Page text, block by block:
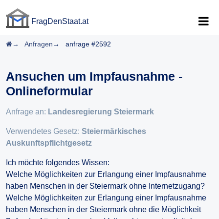
FragDenStaat.at
Startseite
Anfragen anfrage #2592
Ansuchen um Impfausnahme -
Onlineformular
Anfrage an: Landesregierung Steiermark
Verwendetes Gesetz: Steiermärkisches
Auskunftspflichtgesetz
Ich möchte folgendes Wissen:
Welche Möglichkeiten zur Erlangung einer Impfausnahme
haben Menschen in der Steiermark ohne Internetzugang?
Welche Möglichkeiten zur Erlangung einer Impfausnahme
haben Menschen in der Steiermark ohne die Möglichkeit